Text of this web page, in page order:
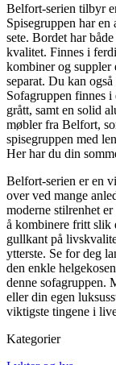
Belfort-serien tilbyr
Spisegruppen har
sete. Bordet har
kvalitet. Finnes i
kombiner og suppler
separat. Du kan
Sofagruppen finnes i
grått, samt en solid
møbler fra Belfort,
spisegruppen med
Her har du din
Belfort-serien er en
over ved mange
moderne stilrenhet
å kombinere fritt slik
gullkant på
ytterste. Se for deg
den enkle
denne sofagruppen.
eller din egen
viktigste tingene i
Kategorier